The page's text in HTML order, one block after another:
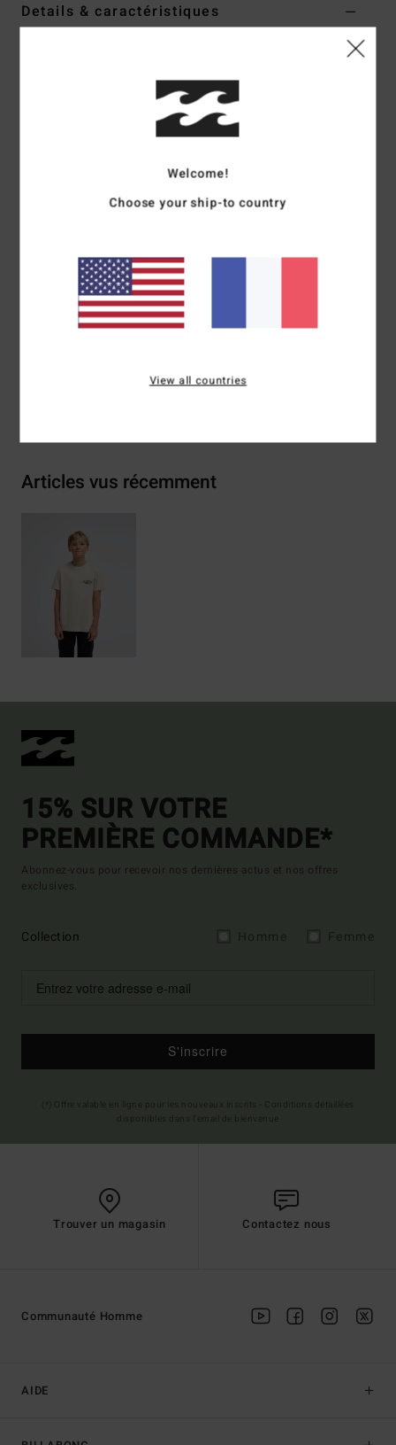
Details & caractéristiques
Code couleur
T-shirt manches courtes
Composition[Matière principale] 70% coton, 30% coton
Articles vus récemment
15% SUR VOTRE
PREMIÈRE COMMANDE*
Abonnez-vous pour recevoir nos dernières actus et nos offres
exclusives.
Collection
S'inscrire
Trouver un magasin Contactez nous
AIDE
Communauté Homme
Welcome!
Choose your ship-to country
View all countries